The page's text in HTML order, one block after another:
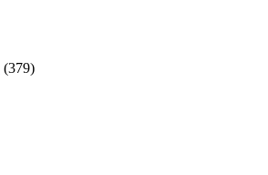
(379)